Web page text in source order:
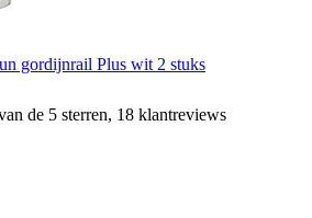
gordijnrail Plus wit 2 stuks
de 5 sterren, 18 klantreviews